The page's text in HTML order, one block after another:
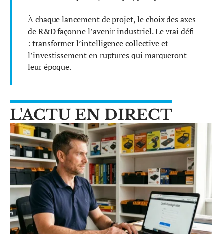
À chaque lancement de projet, le choix des axes
de R&D façonne l’avenir industriel. Le vrai défi
: transformer l’intelligence collective et
l’investissement en ruptures qui marqueront
leur époque.
L'ACTU EN DIRECT